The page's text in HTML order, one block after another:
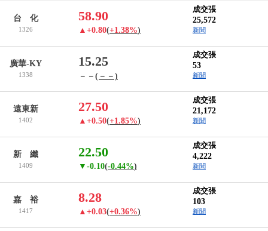
台 化
1326
58.90
▲+0.80(+1.38%)
成交張
25,572
新聞
廣華-KY
1338
15.25
－－ (－－)
成交張
53
新聞
遠東新
1402
27.50
▲+0.50(+1.85%)
成交張
21,172
新聞
新 纖
1409
22.50
▼-0.10(-0.44%)
成交張
4,222
新聞
嘉 裕
1417
8.28
▲+0.03(+0.36%)
成交張
103
新聞